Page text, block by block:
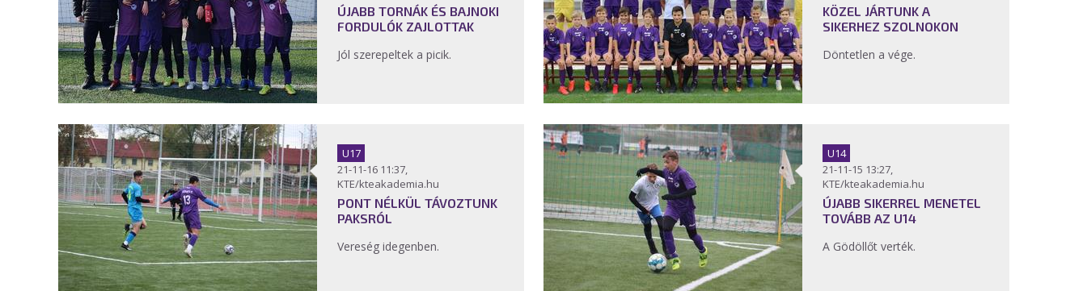
ÚJABB TORNÁK ÉS BAJNOKI
FORDULÓK ZAJLOTTAK
Jól szerepeltek a picik.
KÖZEL JÁRTUNK A
SIKERHEZ SZOLNOKON
Döntetlen a vége.
U17
21-11-16 11:37,
KTE/kteakademia.hu
PONT NÉLKÜL TÁVOZTUNK
PAKSRÓL
Vereség idegenben.
U14
21-11-15 13:27,
KTE/kteakademia.hu
ÚJABB SIKERREL MENETEL
TOVÁBB AZ U14
A Gödöllőt verték.